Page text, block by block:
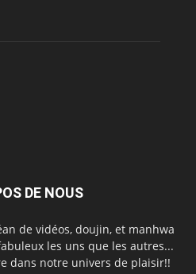
DE NOUS
de vidéos, doujin, et manhwa
les uns que les autres...
dans notre univers de plaisir!!